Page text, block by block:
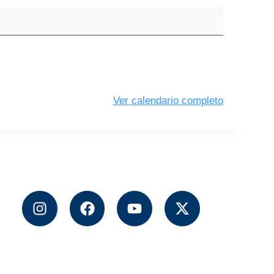
Ver calendario completo